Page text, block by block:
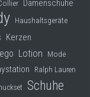
Damenschuhe
Haushaltsgeräte
Kerzen
Lotion Mode
Ralph Lauren
Schuhe